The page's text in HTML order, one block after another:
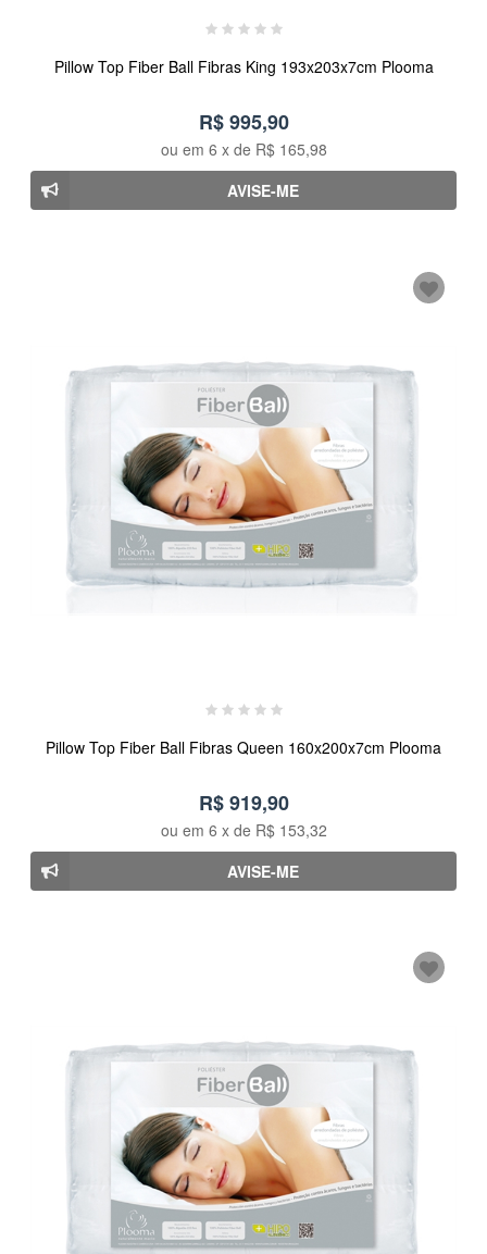
Pillow Top Fiber Ball Fibras King 193x203x7cm Plooma
R$ 995,90
ou em 6 x de R$ 165,98
AVISE-ME
Pillow Top Fiber Ball Fibras Queen 160x200x7cm Plooma
R$ 919,90
ou em 6 x de R$ 153,32
AVISE-ME